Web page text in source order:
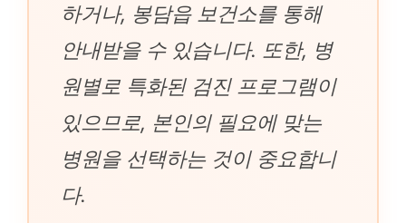
하거나, 봉담읍 보건소를 통해
안내받을 수 있습니다. 또한, 병
원별로 특화된 검진 프로그램이
있으므로, 본인의 필요에 맞는
병원을 선택하는 것이 중요합니
다.